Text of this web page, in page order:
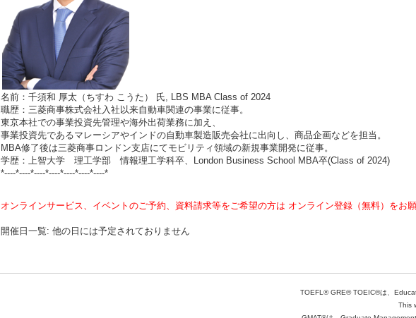
名前：千須和 厚太（ちすわ こうた） 氏, LBS MBA Class of 2024
職歴：三菱商事株式会社入社以来自動車関連の事業に従事。
東京本社での事業投資先管理や海外出荷業務に加え、
事業投資先であるマレーシアやインドの自動車製造販売会社に出向し、商品企画などを担当。
MBA修了後は三菱商事ロンドン支店にてモビリティ領域の新規事業開発に従事。
学歴：上智大学 理工学部 情報理工学科卒、London Business School MBA卒(Class of 2024)
*----*----*----*----*----*----*----*
オンラインサービス、イベントのご予約、資料請求等をご希望の方は オンライン登録（無料）をお願
開催日一覧: 他の日には予定されておりません
TOEFL® GRE® TOEIC®は、
This